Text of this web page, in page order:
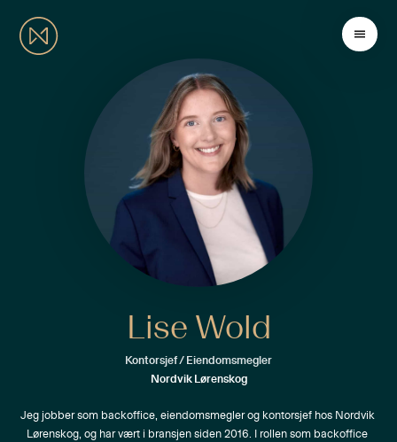
Lise Wold
Kontorsjef / Eiendomsmegler
Nordvik Lørenskog
Jeg jobber som backoffice, eiendomsmegler og kontorsjef hos Nordvik
Lørenskog, og har vært i bransjen siden 2016. I rollen som backoffice